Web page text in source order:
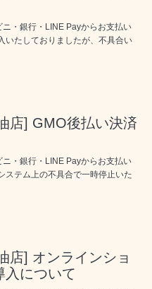
・銀行・LINE Payからお支払い
いたしておりましたが、不具合い
店] GMO後払い決済
・銀行・LINE Payからお支払い
ステム上の不具合で一時停止いた
店] オンラインショ
入について